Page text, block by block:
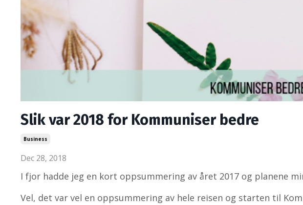
Slik var 2018 for Kommuniser bedre
Business
Dec 28, 2018
I fjor hadde jeg en kort oppsummering av året 2017 og planene
Vel, det var vel en oppsummering av hele reisen og starten til